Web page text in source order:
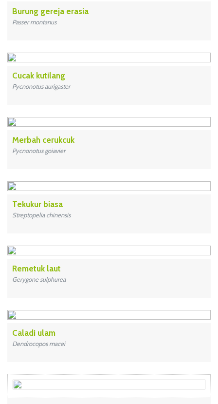
Burung gereja erasia
Passer montanus
Cucak kutilang
Pycnonotus aurigaster
Merbah cerukcuk
Pycnonotus goiavier
Tekukur biasa
Streptopelia chinensis
Remetuk laut
Gerygone sulphurea
Caladi ulam
Dendrocopos macei